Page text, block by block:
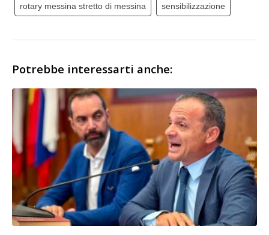
rotary messina stretto di messina sensibilizzazione
Potrebbe interessarti anche: